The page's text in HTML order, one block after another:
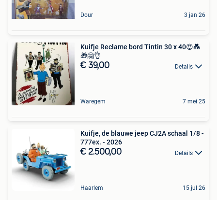
Dour 3 jan 26
Kuifje Reclame bord Tintin 30 x 40😍💑
🎁🤗👌
€ 39,00 Details
Waregem 7 mei 25
Kuifje, de blauwe jeep CJ2A schaal 1/8 -
777ex. - 2026
€ 2.500,00 Details
Haarlem 15 jul 26